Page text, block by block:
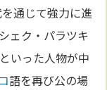
通じて強力に進
ェク・パラツキ
いった人物が中
語を再び公の場